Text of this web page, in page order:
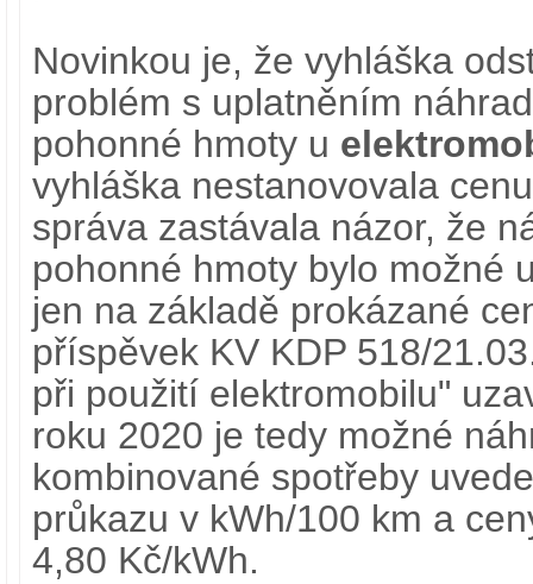
Novinkou je, že vyhláška
problém s uplatněním
pohonné hmoty u
vyhláška nestanovovala
správa zastávala názor, že
pohonné hmoty bylo možné
jen na základě prokázané
příspěvek KV KDP 518/
při použití elektromobilu"
roku 2020 je tedy možné
kombinované spotřeby
průkazu v kWh/100 km a
4,80 Kč/kWh.